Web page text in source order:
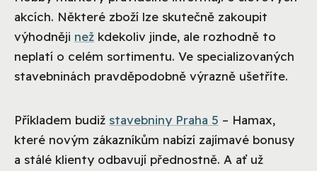
akcích. Některé zboží lze skutečně zakoupit
výhodněji než kdekoliv jinde, ale rozhodně to
neplatí o celém sortimentu. Ve specializovaných
stavebninách pravděpodobně výrazně ušetříte.
Příkladem budiž stavebniny Praha 5 – Hamax,
které novým zákazníkům nabízí zajímavé bonusy
a stálé klienty odbavují přednostně. A ať už